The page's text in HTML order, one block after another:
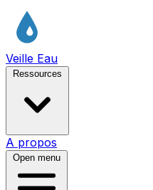
Veille Eau
Ressources
A propos
Open menu